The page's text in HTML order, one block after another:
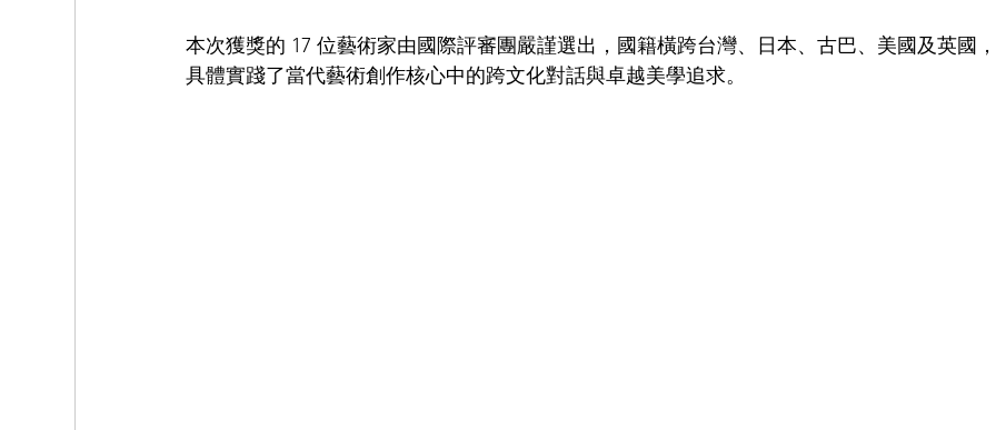
本次獲獎的 17 位藝術家由國際評審團嚴謹選出，國籍橫跨台灣、日本、古巴、美國及英國
具體實踐了當代藝術創作核心中的跨文化對話與卓越美學追求。